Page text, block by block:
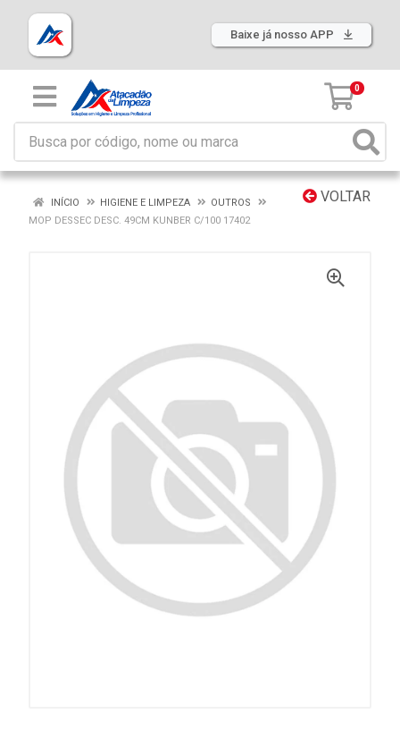
Baixe já nosso APP
0
VOLTAR
INÍCIO HIGIENE E LIMPEZA
OUTROS
MOP DESSEC DESC. 49CM KUNBER C/100 17402